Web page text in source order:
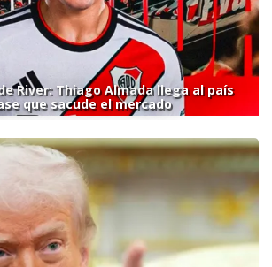
River: Thiago Almada llega al país
que sacude el mercado